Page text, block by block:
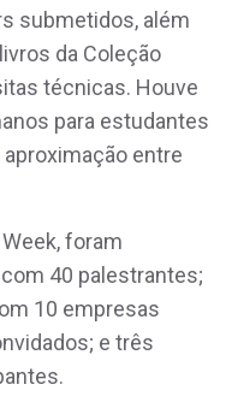
submetidos, além
da Coleção
técnicas. Houve
para estudantes
aproximação entre
foram
40 palestrantes;
10 empresas
e três